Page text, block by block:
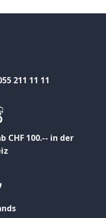
211 11 11
CHF 100.-- in der